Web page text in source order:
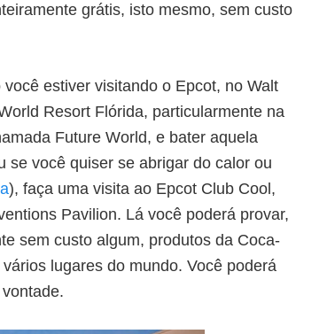
grátis, isto mesmo, sem custo
você estiver visitando o Epcot, no Walt
Resort Flórida, particularmente na
Future World, e bater aquela
se você quiser se abrigar do calor ou
), faça uma visita ao Epcot Club Cool,
Pavilion. Lá você poderá provar,
sem custo algum, produtos da Coca-
lugares do mundo. Você poderá